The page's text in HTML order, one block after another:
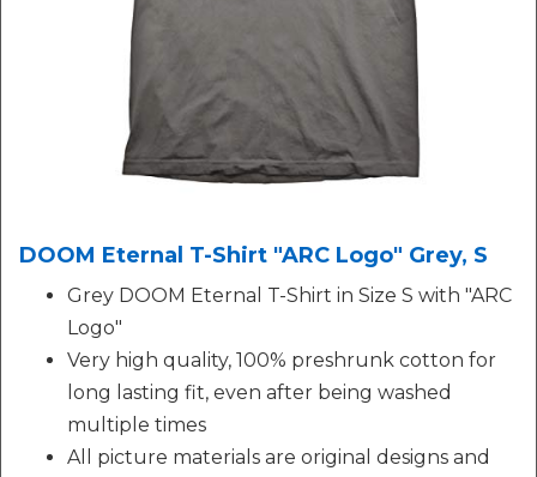
DOOM Eternal T-Shirt "ARC Logo" Grey, S
Grey DOOM Eternal T-Shirt in Size S with "ARC
Logo"
Very high quality, 100% preshrunk cotton for
long lasting fit, even after being washed
multiple times
All picture materials are original designs and